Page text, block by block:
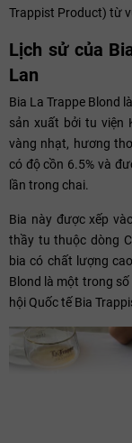
Trappist Product) từ
Lịch sử của
Lan
Bia La Trappe Blond
sản xuất bởi tu viện
vàng nhạt, hương
có độ cồn 6.5% và
lần trong chai.
Bia này được xếp
thầy tu thuộc dòng
bia có chất lượng
Blond là một trong
hội Quốc tế Bia